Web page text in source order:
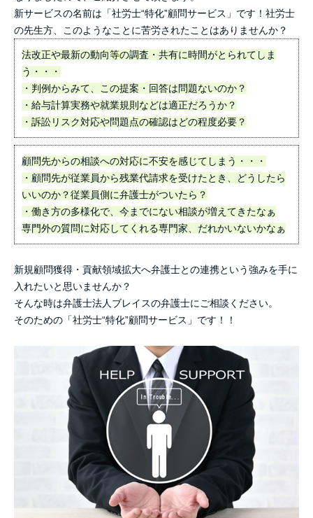
新サービスの名前は「社労士“特化”顧問サービス」です！社労士
の先生方、このようなことに苦労されたことはありませんか？
法改正や最新の動向等の調査・共有に時間がとられてしま
う・・・
・判例からみて、この提案・回答は問題ないのか？
・給与計算実務や就業規則などは適正だろうか？
・訴訟リスク対応や問題点の確認はどの程度必要？
顧問先からの相談への対応に不安を感じてしまう・・・
・顧問先が従業員から残業代請求を受けたとき、どうしたら
いいのか？従業員側に弁護士がついたら？
・働き方の多様化で、今までにない相談が増えてきたなぁ
専門外の質問に対応してくれる専門家、だれかいないかなぁ
新規顧問獲得・貢献領域拡大へ弁護士との連携という強みを手に
入れたいと思いませんか？
そんな時は弁護士法人ブレイスの弁護士にご相談ください。
そのための「社労士“特化”顧問サービス」です！！